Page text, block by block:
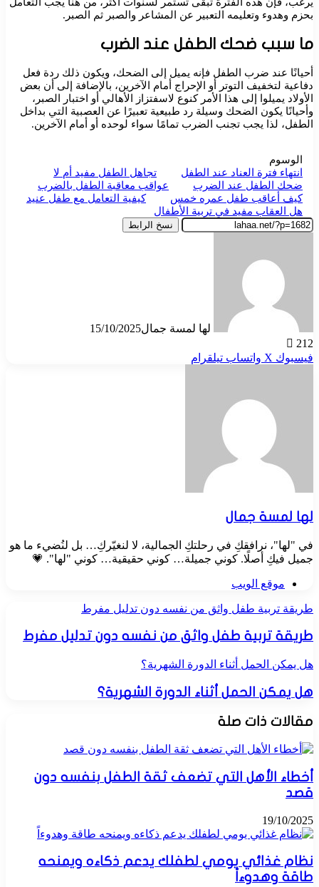
بحزم وهدوء وتعليمه التعبير عن المشاعر والصبر ثم الصبر.
ما سبب ضحك الطفل عند الضرب
أحيانًا عند ضرب الطفل فإنه يميل إلى الضحك، ويكون ذلك ردة فعل
دفاعية لتخفيف التوتر أو الإحراج أمام الآخرين، بالإضافة إلى أن بعض
الأولاد يميلوا إلى هذا الأمر كنوع لاسفتزاز الأهالي أو اختبار الصبر،
وأحيانًا يكون الضحك وسيلة رد طبيعية تعبيرًا عن العصبية التي بداخل
الطفل، لذا يجب تجنب الضرب تمامًا سواء لوحده أو أمام الآخرين.
الوسوم
انتهاء فترة العناد عند الطفل
تجاهل الطفل مفيد أم لا
ضحك الطفل عند الضرب
عواقب معاقبة الطفل بالضرب
كيف أعاقب طفل عمره خمس
كيفية التعامل مع طفل عنيد
هل العقاب مفيد في تربية الأطفال
نسخ الرابط
لها لمسة جمال15/10/2025
212
فيسبوك ‫X واتساب تيلقرام
لها لمسة جمال
في "لها"، نرافقكِ في رحلتكِ الجمالية، لا لنغيّركِ… بل لنُضيء ما هو
جميل فيكِ أصلًا. كوني جميلة… كوني حقيقية… كوني "لها". 💗
موقع الويب
طريقة تربية طفل واثق من نفسه دون تدليل مفرط
طريقة تربية طفل واثق من نفسه دون تدليل مفرط
هل يمكن الحمل أثناء الدورة الشهرية؟
هل يمكن الحمل أثناء الدورة الشهرية؟
مقالات ذات صلة
أخطاء الأهل التي تضعف ثقة الطفل بنفسه دون
قصد
19/10/2025
نظام غذائي يومي لطفلك يدعم ذكاءه ويمنحه
طاقة وهدوءاً